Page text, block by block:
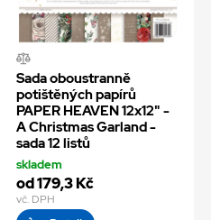
Sada oboustranně
potištěných papírů
PAPER HEAVEN 12x12" -
A Christmas Garland -
sada 12 listů
skladem
od 179,3 Kč
vč. DPH